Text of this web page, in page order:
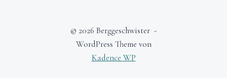
© 2026 Berggeschwister -
WordPress Theme von
Kadence WP